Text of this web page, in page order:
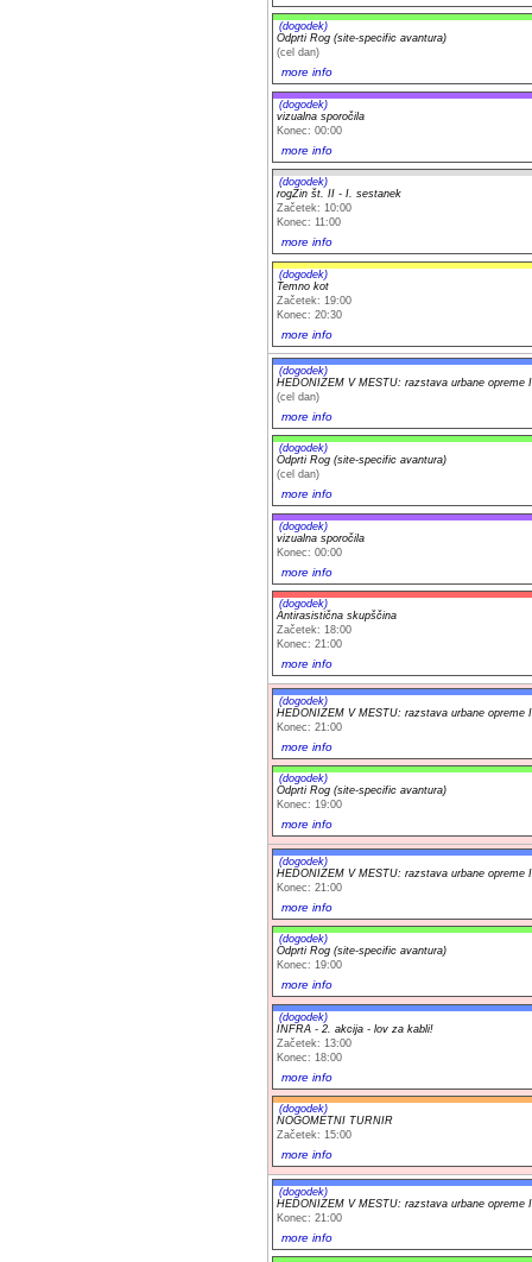
(dogodek)
Odprti Rog (site-specific avantura)
(cel dan)
more info
(dogodek)
vizualna sporočila
Konec: 00:00
more info
(dogodek)
rogZin št. II - I. sestanek
Začetek: 10:00
Konec: 11:00
more info
(dogodek)
Temno kot
Začetek: 19:00
Konec: 20:30
more info
(dogodek)
HEDONIZEM V MESTU: razstava urbane opreme
(cel dan)
more info
(dogodek)
Odprti Rog (site-specific avantura)
(cel dan)
more info
(dogodek)
vizualna sporočila
Konec: 00:00
more info
(dogodek)
Antirasistična skupščina
Začetek: 18:00
Konec: 21:00
more info
(dogodek)
HEDONIZEM V MESTU: razstava urbane opreme
Konec: 21:00
more info
(dogodek)
Odprti Rog (site-specific avantura)
Konec: 19:00
more info
(dogodek)
HEDONIZEM V MESTU: razstava urbane opreme
Konec: 21:00
more info
(dogodek)
Odprti Rog (site-specific avantura)
Konec: 19:00
more info
(dogodek)
INFRA - 2. akcija - lov za kabli!
Začetek: 13:00
Konec: 18:00
more info
(dogodek)
NOGOMETNI TURNIR
Začetek: 15:00
more info
(dogodek)
HEDONIZEM V MESTU: razstava urbane opreme
Konec: 21:00
more info